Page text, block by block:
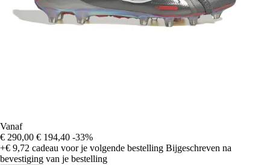
Vanaf
€ 290,00 € 194,40 -33%
+€ 9,72 cadeau voor je volgende bestelling Bijgeschreven na
bevestiging van je bestelling